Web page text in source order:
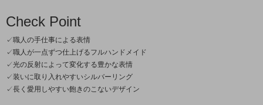
Check Point
✓職人の手仕事による表情
✓職人が一点ずつ仕上げるフルハンドメイド
✓光の反射によって変化する豊かな表情
✓装いに取り入れやすいシルバーリング
✓長く愛用しやすい飽きのこないデザイン